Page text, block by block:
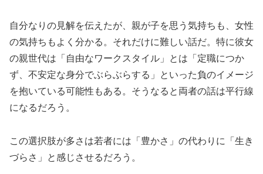
自分なりの見解を伝えたが、親が子を思う気持ちも、女性
の気持ちもよく分かる。それだけに難しい話だ。特に彼女
の親世代は「自由なワークスタイル」とは「定職につか
ず、不安定な身分でぶらぶらする」といった負のイメージ
を抱いている可能性もある。そうなると両者の話は平行線
になるだろう。
この選択肢が多さは若者には「豊かさ」の代わりに「生き
づらさ」と感じさせるだろう。